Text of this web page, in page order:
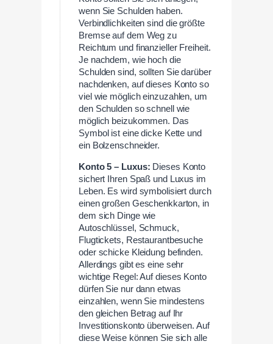
wenn Sie Schulden haben.
Verbindlichkeiten sind die größte
Bremse auf dem Weg zu
Reichtum und finanzieller Freiheit.
Je nachdem, wie hoch die
Schulden sind, sollten Sie darüber
nachdenken, auf dieses Konto so
viel wie möglich einzuzahlen, um
den Schulden so schnell wie
möglich beizukommen. Das
Symbol ist eine dicke Kette und
ein Bolzenschneider.
Konto 5 – Luxus: Dieses Konto
sichert Ihren Spaß und Luxus im
Leben. Es wird symbolisiert durch
einen großen Geschenkkarton, in
dem sich Dinge wie
Autoschlüssel, Schmuck,
Flugtickets, Restaurantbesuche
oder schicke Kleidung befinden.
Allerdings gibt es eine sehr
wichtige Regel: Auf dieses Konto
dürfen Sie nur dann etwas
einzahlen, wenn Sie mindestens
den gleichen Betrag auf Ihr
Investitionskonto überweisen. Auf
diese Weise können Sie sich alle